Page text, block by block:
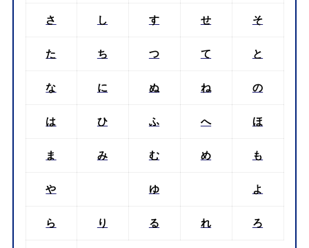
さ し す せ そ
た ち つ て と
な に ぬ ね の
は ひ ふ へ ほ
ま み む め も
や ゆ よ
ら り る れ ろ